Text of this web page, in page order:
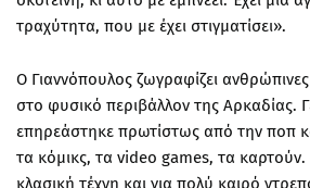
τραχύτητα, που με έχει στιγματίσει».
Ο Γιαννόπουλος ζωγραφίζει
στο φυσικό περιβάλλον της Αρκαδίας.
επηρεάστηκε πρωτίστως από την ποπ
τα κόμικς, τα video games, τα
κλασική τέχνη και για πολύ καιρό